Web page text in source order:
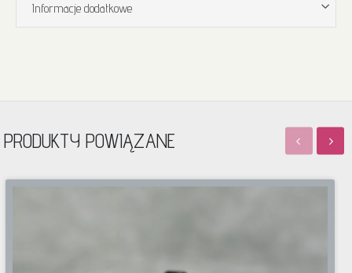
Informacje dodatkowe
PRODUKTY POWIĄZANE